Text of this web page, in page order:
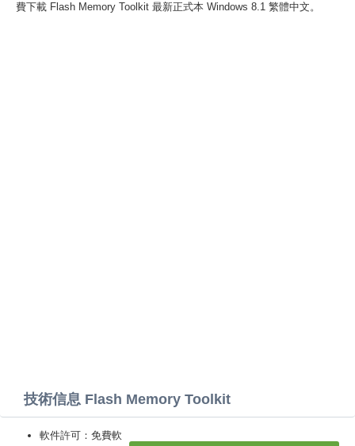
費下載 Flash Memory Toolkit 最新正式本 Windows 8.1 繁體中文。
技術信息 Flash Memory Toolkit
軟件許可：免費軟